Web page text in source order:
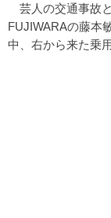
芸人の交通事故
FUJIWARAの藤本
中、右から来た乗